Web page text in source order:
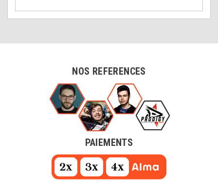
NOS REFERENCES
PAIEMENTS